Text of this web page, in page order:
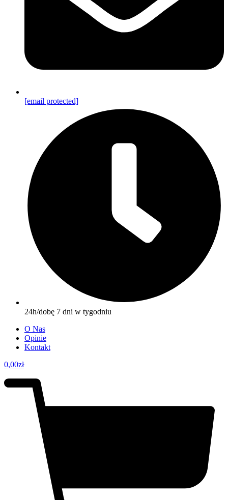
[email protected]
24h/dobę 7 dni w tygodniu
O Nas
Opinie
Kontakt
0,00zł